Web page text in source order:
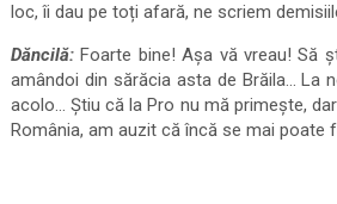
loc, îi dau pe toți afară, ne scriem
Dăncilă:Foarte bine! Așa vă vreau! Să
amândoi din sărăcia asta de Brăila…
acolo… Știu că la Pro nu mă primește,
România, am auzit că încă se mai poate